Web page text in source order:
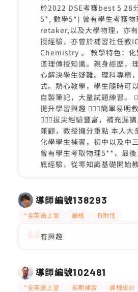
於2022 DSE考獲best 5 28
5*, 數學5*) 曾有學生考獲
retaker,以及大學物理，亦
授經驗，亦曾於補習社任教
Chemistry 。 教學特色：化
道理傳授知識。親身經歷，
心解決學生疑難。理科專精
式。熱心教學，學生隨時可
自製筆記，大量試題練習。
提升學習興趣 🙆🏻‍♂️簡單易明
🙆🏻‍♂️拔尖經驗豐富，補充漏
兼顧，教授攞分重點 本人大
化學學生補習，初中以及中
曾有學生考取物理5**，最
底經驗，從零知識基礎開始
導師編號138293
*全英語上堂 嚴格 有耐性
有興趣
導師編號102481
*全英語上堂 長期補習 課程設計